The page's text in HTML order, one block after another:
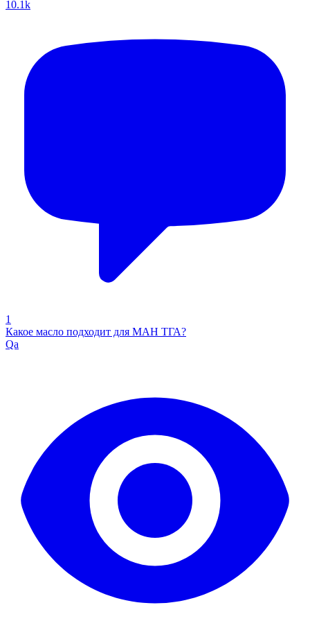
10.1k
1
Какое масло подходит для МАН ТГА?
Qa